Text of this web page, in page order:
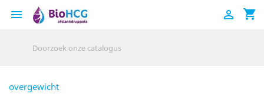
 shopping_cart

overgewicht